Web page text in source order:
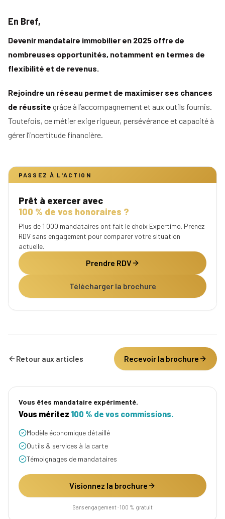
En Bref,
Devenir mandataire immobilier en 2025 offre de
nombreuses opportunités, notamment en termes de
flexibilité et de revenus.
Rejoindre un réseau permet de maximiser ses chances
de réussite grâce à l’accompagnement et aux outils fournis.
Toutefois, ce métier exige rigueur, persévérance et capacité à
gérer l’incertitude financière.
PASSEZ À L'ACTION
Prêt à exercer avec
100 % de vos honoraires ?
Plus de 1 000 mandataires ont fait le choix Expertimo. Prenez
RDV sans engagement pour comparer votre situation
actuelle.
Prendre RDV
Télécharger la brochure
Retour aux articles Recevoir la brochure
Vous êtes mandataire expérimenté.
Vous méritez 100 % de vos commissions.
Modèle économique détaillé
Outils & services à la carte
Témoignages de mandataires
Visionnez la brochure
Sans engagement · 100 % gratuit